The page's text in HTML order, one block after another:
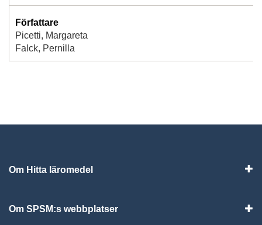
Författare
Picetti, Margareta
Falck, Pernilla
Om Hitta läromedel
Om SPSM:s webbplatser